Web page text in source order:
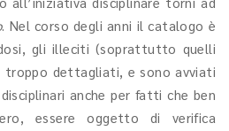
. Nel corso degli anni il catalogo è
gli illeciti (soprattutto quelli
troppo dettagliati, e sono avviati
anche per fatti che ben
essere oggetto di verifica